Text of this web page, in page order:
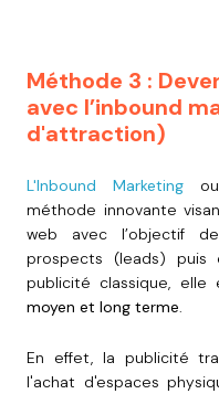
Méthode 3 :
avec l’inbound
d'attraction)
L'Inbound Marketingou
méthode innovante
web avec l’objectif
prospects (leads) puis
publicité classique,
moyen et long terme.
En effet, la publicité
l'achat d'espaces